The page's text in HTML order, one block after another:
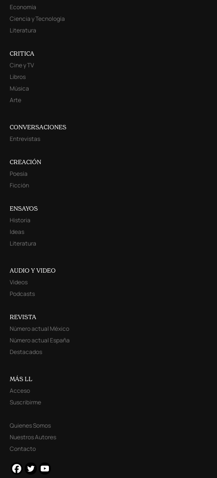
Economía
Ciencia y Tecnología
Literatura
CRITICA
Cine y TV
Libros
Música
Arte
CONVERSACIONES
Entrevistas
CREACIÓN
Poesía
Ficción
ENSAYOS
Historia
Ideas
Literatura
AUDIO Y VIDEO
Videos
Podcasts
REVISTA
Número actual México
Número actual España
Destacados
MÁS LL
Acceso
Suscribirme
Quienes Somos
Nuestros Autores
Contacto